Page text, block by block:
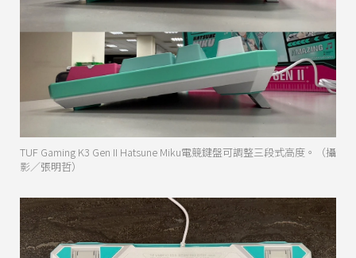
TUF Gaming K3 Gen II Hatsune Miku電競鍵盤可調整三段式高度。（攝
影／張明哲）